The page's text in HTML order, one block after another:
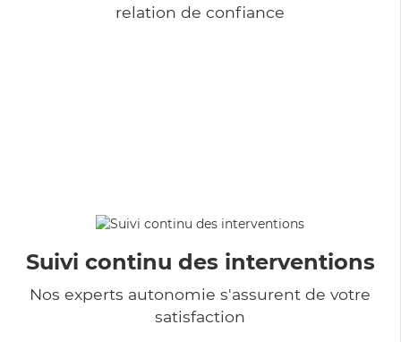
relation de confiance
Suivi continu des interventions
Nos experts autonomie s'assurent de votre
satisfaction